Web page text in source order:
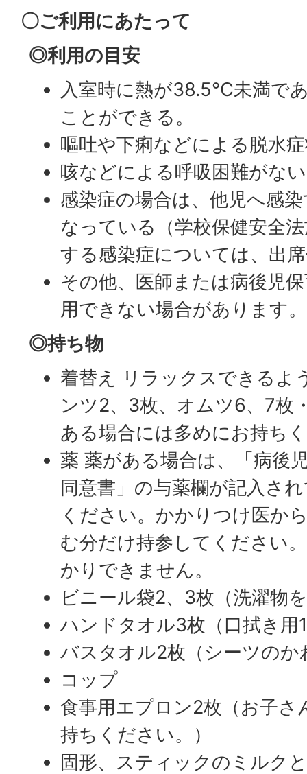
〇ご利用にあたって
◎利用の目安
入室時に熱が38.5℃未満で
ことができる。
嘔吐や下痢などによる脱水
咳などによる呼吸困難がな
感染症の場合は、他児へ感
なっている（学校保健安全
する感染症については、出
その他、医師または病後児
用できない場合があります。
◎持ち物
着替え リラックスできるよ
ンツ2、3枚、オムツ6、7枚
ある場合には多めにお持ち
薬 薬がある場合は、「病後
同意書」の与薬欄が記入さ
ください。かかりつけ医か
む分だけ持参してください
かりできません。
ビニール袋2、3枚（洗濯物
ハンドタオル3枚（口拭き用
バスタオル2枚（シーツの
コップ
食事用エプロン2枚（お子さ
持ちください。）
固形、スティックのミルク